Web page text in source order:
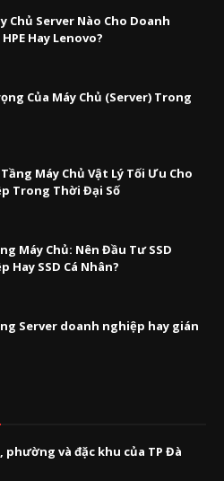
Chủ Server Nào Cho Doanh
Hay Lenovo?
Của Máy Chủ (Server) Trong
Máy Chủ Vật Lý Tối Ưu Cho
Trong Thời Đại Số
Máy Chủ: Nên Đầu Tư SSD
Hay SSD Cá Nhân?
Server doanh nghiệp hay gián
phường và đặc khu của TP Đà